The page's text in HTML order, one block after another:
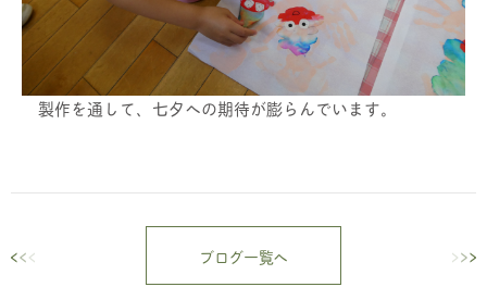
製作を通して、七夕への期待が膨らんでいます。
ブログ一覧へ